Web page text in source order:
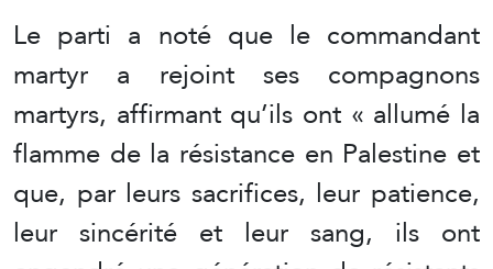
Le parti a noté que le commandant
martyr a rejoint ses compagnons
martyrs, affirmant qu’ils ont « allumé la
flamme de la résistance en Palestine et
que, par leurs sacrifices, leur patience,
leur sincérité et leur sang, ils ont